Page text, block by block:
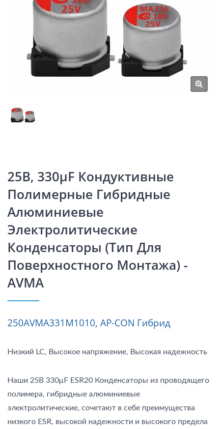
25В, 330μF Кондуктивные
Полимерные Гибридные
Алюминиевые
Электролитические
Конденсаторы (Тип Для
Поверхностного Монтажа) -
AVMA
250AVMA331M1010, AP-CON Гибрид
Низкий LC, Высокое напряжение, Высокая надежность
Наши 25В 330μF ESR20 Конденсаторы из проводящего
полимера, гибридные алюминиевые
электролитические, сочетают в себе преимущества
низкого ESR, высокой надежности и высокого предела